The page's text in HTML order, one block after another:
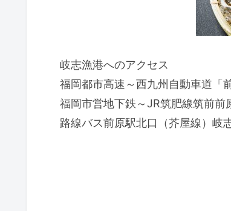
岐志漁港へのアクセス
福岡都市高速～西九州自動車道「
福岡市営地下鉄～JR筑肥線筑前前
路線バス前原駅北口（芥屋線）岐